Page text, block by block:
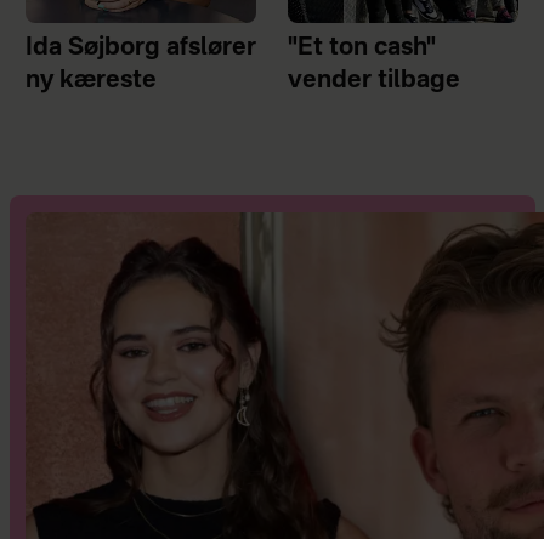
Ida Søjborg afslører
ny kæreste
"Et ton cash"
vender tilbage